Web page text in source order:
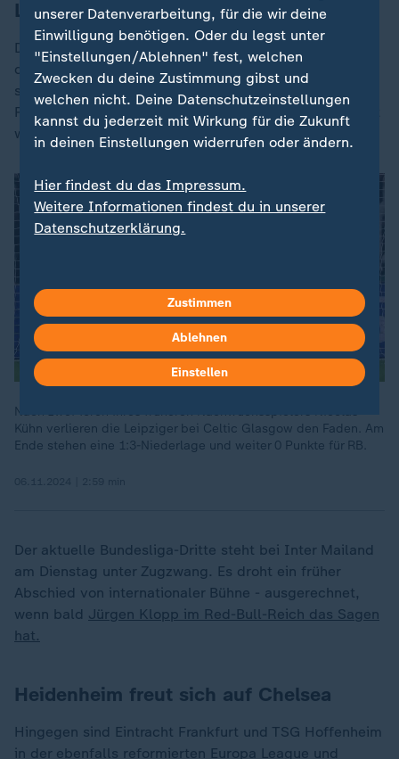
Leipzig noch ohne Punkt
Das Leistungsgefälle ist freilich nach wie vor immens -
da schafft auch die Reform keine Abhilfe. Fünf Teams
sind noch punktlos: Bei Sturm Graz, Young Boys Bern,
Roter Stern Belgrad und Slovan Bratislava ist das nicht
wirklich eine Überraschung, wohl aber bei
RB Leipzig.
Nach zwei Toren ihres früheren Nachwuchsspielers Nicolas
Kühn verlieren die Leipziger bei Celtic Glasgow den Faden. Am
Ende stehen eine 1:3-Niederlage und weiter 0 Punkte für RB.
Der aktuelle Bundesliga-Dritte steht bei Inter Mailand
am Dienstag unter Zugzwang. Es droht ein früher
Abschied von internationaler Bühne - ausgerechnet,
wenn bald Jürgen Klopp im Red-Bull-Reich das Sagen
hat.
Heidenheim freut sich auf Chelsea
Hingegen sind Eintracht Frankfurt und TSG Hoffenheim
in der ebenfalls reformierten Europa League und
unserer Datenverarbeitung, für die wir deine
Einwilligung benötigen. Oder du legst unter
"Einstellungen/Ablehnen" fest, welchen
Zwecken du deine Zustimmung gibst und
welchen nicht. Deine Datenschutzeinstellungen
kannst du jederzeit mit Wirkung für die Zukunft
in deinen Einstellungen widerrufen oder ändern.
Hier findest du das Impressum.
Weitere Informationen findest du in unserer
Datenschutzerklärung.
Zustimmen
Ablehnen
Einstellen